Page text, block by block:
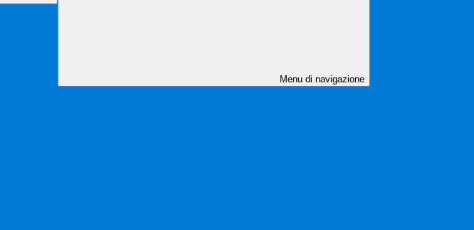
Menu di navigazione